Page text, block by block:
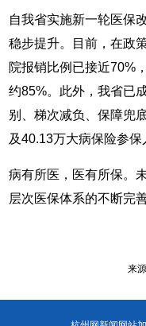
自我省实施新一轮医保
稳步提升。目前，在政
院报销比例已接近70%
约85%。此外，我省已
别、梯次减负、保障兜
及40.13万大病保险参保
病有所医，医有所保。
层次医保体系的不断完
来